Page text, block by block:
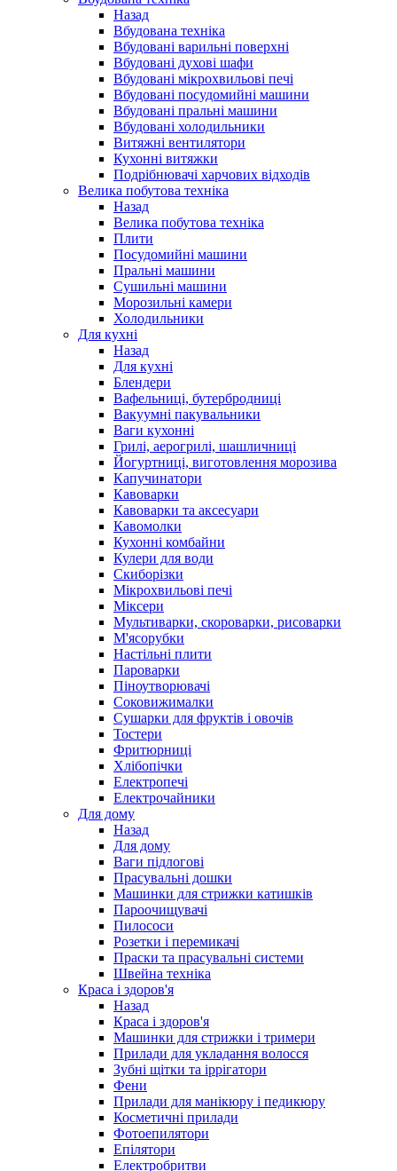
Назад
Вбудована техніка
Вбудовані варильні поверхні
Вбудовані духові шафи
Вбудовані мікрохвильові печі
Вбудовані посудомийні машини
Вбудовані пральні машини
Вбудовані холодильники
Витяжні вентилятори
Кухонні витяжки
Подрібнювачі харчових відходів
Велика побутова техніка
Назад
Велика побутова техніка
Плити
Посудомийні машини
Пральні машини
Сушильні машини
Морозильні камери
Холодильники
Для кухні
Назад
Для кухні
Блендери
Вафельниці, бутербродниці
Вакуумні пакувальники
Ваги кухонні
Грилі, аерогрилі, шашличниці
Йогуртниці, виготовлення морозива
Капучинатори
Кавоварки
Кавоварки та аксесуари
Кавомолки
Кухонні комбайни
Кулери для води
Скиборізки
Мікрохвильові печі
Міксери
Мультиварки, скороварки, рисоварки
М'ясорубки
Настільні плити
Пароварки
Піноутворювачі
Соковижималки
Сушарки для фруктів і овочів
Тостери
Фритюрниці
Хлібопічки
Електропечі
Електрочайники
Для дому
Назад
Для дому
Ваги підлогові
Прасувальні дошки
Машинки для стрижки катишків
Пароочищувачі
Пилососи
Розетки і перемикачі
Праски та прасувальні системи
Швейна техніка
Краса і здоров'я
Назад
Краса і здоров'я
Машинки для стрижки і тримери
Прилади для укладання волосся
Зубні щітки та іррігатори
Фени
Прилади для манікюру і педикюру
Косметичні прилади
Фотоепилятори
Епілятори
Електробритви